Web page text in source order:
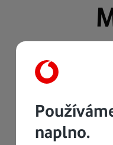
naplno.